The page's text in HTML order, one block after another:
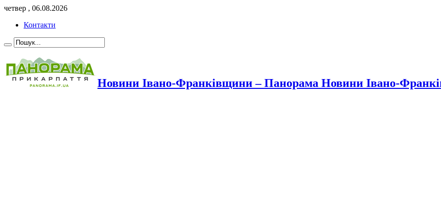
четвер , 06.08.2026
Контакти
Новини Івано-Франківщини – Панорама Новини Івано-